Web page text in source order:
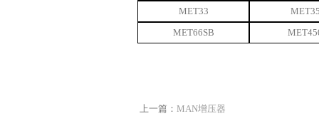
MET33
MET66SB
上一篇： MAN增压器